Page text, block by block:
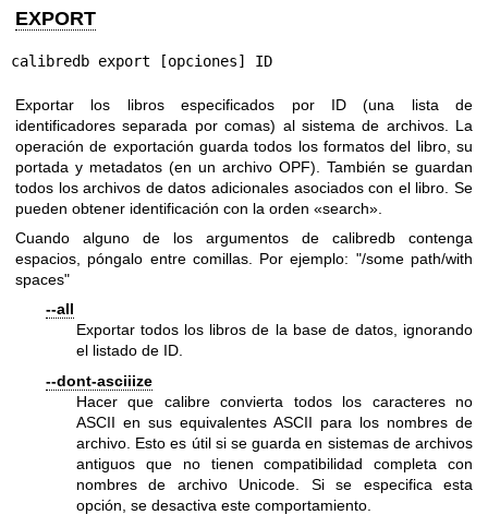
EXPORT
calibredb export [opciones] ID
Exportar los libros especificados por ID (una lista de
identificadores separada por comas) al sistema de archivos. La
operación de exportación guarda todos los formatos del libro, su
portada y metadatos (en un archivo OPF). También se guardan
todos los archivos de datos adicionales asociados con el libro. Se
pueden obtener identificación con la orden «search».
Cuando alguno de los argumentos de calibredb contenga
espacios, póngalo entre comillas. Por ejemplo: "/some path/with
spaces"
--all
Exportar todos los libros de la base de datos, ignorando
el listado de ID.
--dont-asciiize
Hacer que calibre convierta todos los caracteres no
ASCII en sus equivalentes ASCII para los nombres de
archivo. Esto es útil si se guarda en sistemas de archivos
antiguos que no tienen compatibilidad completa con
nombres de archivo Unicode. Si se especifica esta
opción, se desactiva este comportamiento.